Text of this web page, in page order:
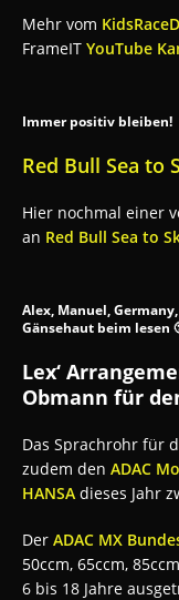
Mehr vom
FrameIT YouTube
Immer positiv bleiben!
Red Bull Sea to
Hier nochmal einer
an Red Bull Sea to
Alex, Manuel,
Gänsehaut beim lesen
Lex‘
Obmann für
Das Sprachrohr für
zudem den ADAC
HANSA dieses Jahr
Der ADAC MX
50ccm, 65ccm,
6 bis 18 Jahre